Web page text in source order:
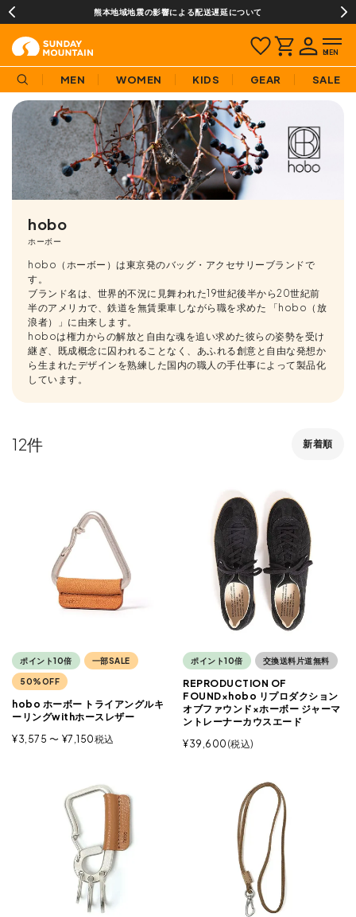
熊本地域地震の影響による配送遅延について
MEN WOMEN KIDS GEAR SALE
hobo
ホーボー
hobo（ホーボー）は東京発のバッグ・アクセサリーブランドで
す。
ブランド名は、世界的不況に見舞われた19世紀後半から20世紀前
半のアメリカで、鉄道を無賃乗車しながら職を求めた 「hobo（放
浪者）」に由来します。
hoboは権力からの解放と自由な魂を追い求めた彼らの姿勢を受け
継ぎ、既成概念に囚われることなく、あふれる創意と自由な発想か
ら生まれたデザインを熟練した国内の職人の手仕事によって製品化
しています。
新着順
12
ポイント10倍 一部SALE
50%OFF
hobo ホーボー トライアングルキ
ーリングwithホースレザー
¥3,575 〜 ¥7,150税込
ポイント10倍 交換送料片道無料
REPRODUCTION OF
FOUND×hobo リプロダクション
オブファウンド×ホーボー ジャーマ
ントレーナーカウスエード
¥39,600 税込